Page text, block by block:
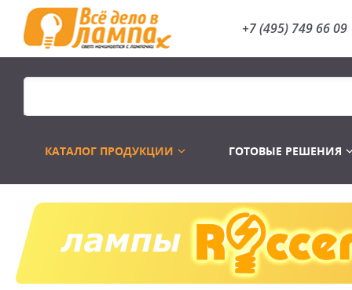
+7 (495) 749 66 09
КАТАЛОГ ПРОДУКЦИИ
Распродажа Лампы
ГОТОВЫЕ РЕШЕНИЯ